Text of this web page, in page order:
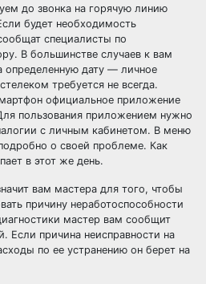
до звонка на горячую линию
будет необходимость
специалисты по
В большинстве случаев к вам
определенную дату — личное
требуется не всегда.
официальное приложение
пользования приложением нужно
с личным кабинетом. В меню
о своей проблеме. Как
в этот же день.
вам мастера для того, чтобы
причину неработоспособности
мастер вам сообщит
Если причина неисправности на
по ее устранению он берет на